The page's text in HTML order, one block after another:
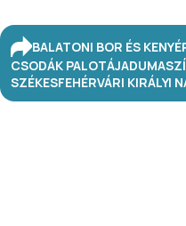
BALATONI BOR ÉS
CSODÁK PALOTÁJA
SZÉKESFEHÉRVÁRI KIRÁLYI